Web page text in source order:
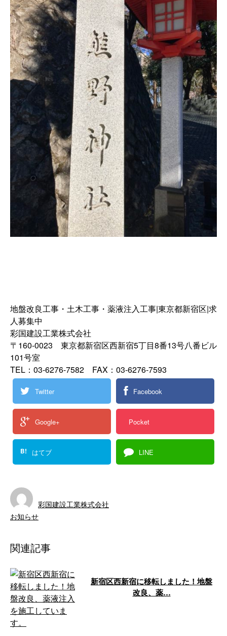
地盤改良工事・土木工事・薬液注入工事|東京都新宿区|求
人募集中
彩国建設工業株式会社
〒160-0023 東京都新宿区西新宿5丁目8番13号八番ビル
101号室
TEL：03-6276-7582 FAX：03-6276-7593
Twitter Facebook
Google+ Pocket
B! はてブ LINE
彩国建設工業株式会社
お知らせ
関連記事
新宿区西新宿に移転しました！地盤
改良、薬…